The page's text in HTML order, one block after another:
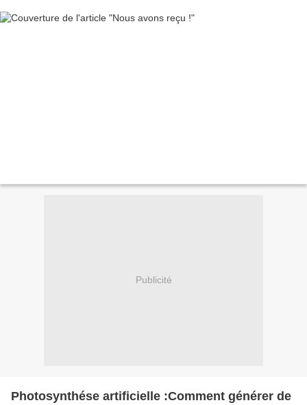
Publicité
Photosynthése artificielle :Comment générer de